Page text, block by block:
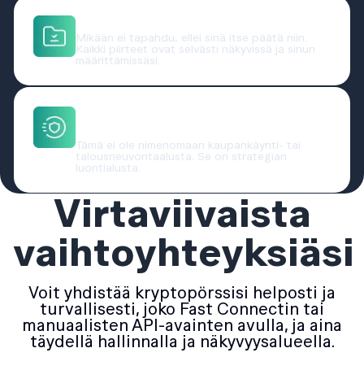
Pysy hallinnassa
Mikään ei tapahdu, ellei sinä itse päätä niin.
Kaikki piirteet ovat selvästi näkyvissä ja sinun
määrittämissäsi.
Rakennettu koulutusta varten,
Tämä ei ole nimenomaan kaupankäynti- tai
talousneuvontaalusta. Se on strategian
luontialusta.
Virtaviivaista
vaihtoyhteyksiäsi
Voit yhdistää kryptopörssisi helposti ja
turvallisesti, joko Fast Connectin tai
manuaalisten API-avainten avulla, ja aina
täydellä hallinnalla ja näkyvyysalueella.